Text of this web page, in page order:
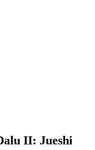
II: Jueshi